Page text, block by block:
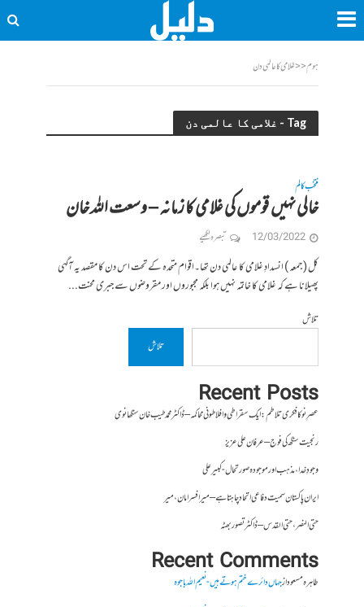
ہوم<<غلامی کا عالمی دن
Tag - غلامی کا عالمی دن
منتخب کالم
خالی نہیں قوموں کی غلامی کا زمانہ – وسعت اللہ خان
12/03/2022 تبصرہ لکھیے
کل ( جمعہ ) انسدادِ غلامی کا عالمی دن تھا۔اقوام متحدہ کے تحت اس دن کا مقصد یہ آگہی
پھیلانا ہے کہ غلامی کا خاتمہ نہیں ہوا بلکہ مجبوروں اور مقروضوں سے جبری محنت...
تلاش
تلاش
Recent Posts
عصرِ نو کا فکری تلاطم: ایک سقراطی و افلاطونی محاکمہ – ڈاکٹر محمد طیب خان سنگھانوی
رنجیت سنگھ کی فوج – عرفان علی عزیز
وجودِ خدا، مذہب اور موجودہ صورتحال- کبیر علی
ایران پاکستان سمیت دفاعی اتحاد چاہتا ہے – میر افسر امان،میر
حتی النصر ، حتی القدس – ڈاکٹر تصور بھٹہ
Recent Comments
طاہرہ مسعودازجہاں دائرے ختم ہوتے ہیں- نعیم اللہ باجوہ